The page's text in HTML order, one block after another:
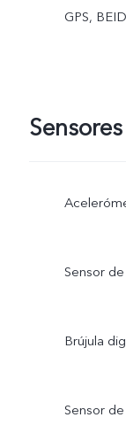
GPS,
Sensores
Sensor
Brújula
Sensor